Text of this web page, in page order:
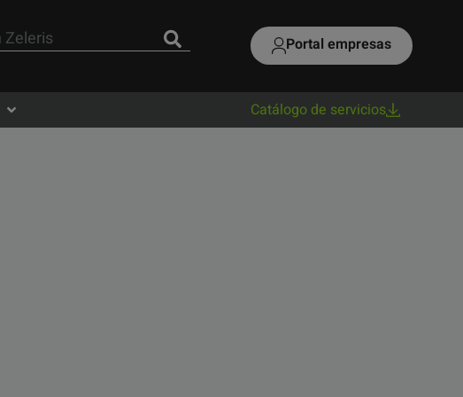
Portal empresas
Catálogo de servicios